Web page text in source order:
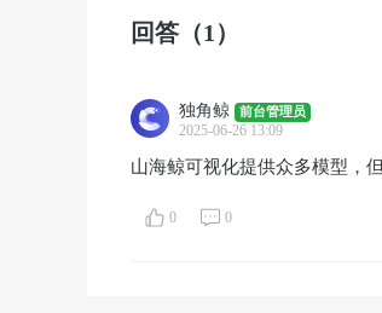
回答 （1）
独角鲸 前台管理员
2025-06-26 13:09
山海鲸可视化提供众多模型，
0 0